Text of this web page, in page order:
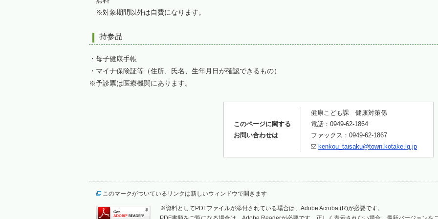
※対象期間以外は自費になります。
持参品
・母子健康手帳
・マイナ保険証等（住所、氏名、生年月日が確認できるもの）
※予診票は医療機関にあります。
このページに関する
お問い合わせは
健康こども課 健康対策係
電話：0949-62-1864
ファックス：0949-62-1867
kenkou_taisaku@town.kotake.lg.jp
このマークがついているリンクは新しいウィンドウで開きます
※資料としてPDFファイルが添付されている場合は、Adobe Acrobat(R)が必要です。